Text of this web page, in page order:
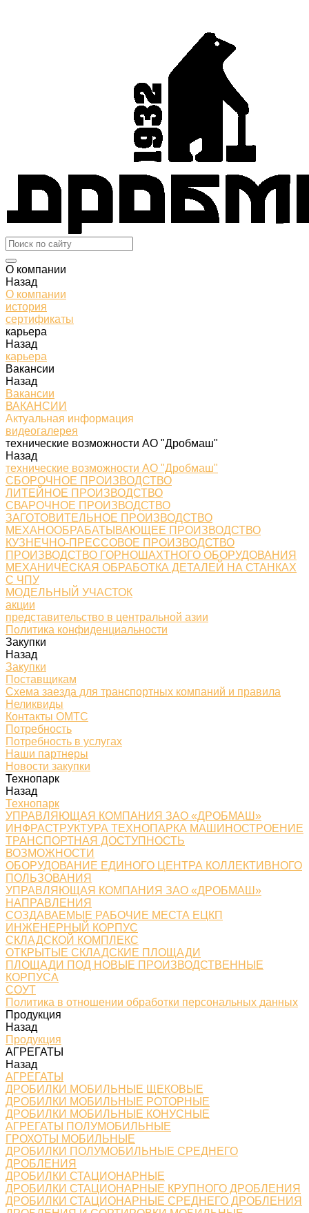
О компании
Назад
О компании
история
сертификаты
карьера
Назад
карьера
Вакансии
Назад
Вакансии
ВАКАНСИИ
Актуальная информация
видеогалерея
технические возможности АО "Дробмаш"
Назад
технические возможности АО "Дробмаш"
СБОРОЧНОЕ ПРОИЗВОДСТВО
ЛИТЕЙНОЕ ПРОИЗВОДСТВО
СВАРОЧНОЕ ПРОИЗВОДСТВО
ЗАГОТОВИТЕЛЬНОЕ ПРОИЗВОДСТВО
МЕХАНООБРАБАТЫВАЮЩЕЕ ПРОИЗВОДСТВО
КУЗНЕЧНО-ПРЕССОВОЕ ПРОИЗВОДСТВО
ПРОИЗВОДСТВО ГОРНОШАХТНОГО ОБОРУДОВАНИЯ
МЕХАНИЧЕСКАЯ ОБРАБОТКА ДЕТАЛЕЙ НА СТАНКАХ
С ЧПУ
МОДЕЛЬНЫЙ УЧАСТОК
акции
представительство в центральной азии
Политика конфиденциальности
Закупки
Назад
Закупки
Поставщикам
Схема заезда для транспортных компаний и правила
Неликвиды
Контакты ОМТС
Потребность
Потребность в услугах
Наши партнеры
Новости закупки
Технопарк
Назад
Технопарк
УПРАВЛЯЮЩАЯ КОМПАНИЯ ЗАО «ДРОБМАШ»
ИНФРАСТРУКТУРА ТЕХНОПАРКА МАШИНОСТРОЕНИЕ
ТРАНСПОРТНАЯ ДОСТУПНОСТЬ
ВОЗМОЖНОСТИ
ОБОРУДОВАНИЕ ЕДИНОГО ЦЕНТРА КОЛЛЕКТИВНОГО
ПОЛЬЗОВАНИЯ
УПРАВЛЯЮЩАЯ КОМПАНИЯ ЗАО «ДРОБМАШ»
НАПРАВЛЕНИЯ
СОЗДАВАЕМЫЕ РАБОЧИЕ МЕСТА ЕЦКП
ИНЖЕНЕРНЫЙ КОРПУС
СКЛАДСКОЙ КОМПЛЕКС
ОТКРЫТЫЕ СКЛАДСКИЕ ПЛОЩАДИ
ПЛОЩАДИ ПОД НОВЫЕ ПРОИЗВОДСТВЕННЫЕ
КОРПУСА
СОУТ
Политика в отношении обработки персональных данных
Продукция
Назад
Продукция
АГРЕГАТЫ
Назад
АГРЕГАТЫ
ДРОБИЛКИ МОБИЛЬНЫЕ ЩЕКОВЫЕ
ДРОБИЛКИ МОБИЛЬНЫЕ РОТОРНЫЕ
ДРОБИЛКИ МОБИЛЬНЫЕ КОНУСНЫЕ
АГРЕГАТЫ ПОЛУМОБИЛЬНЫЕ
ГРОХОТЫ МОБИЛЬНЫЕ
ДРОБИЛКИ ПОЛУМОБИЛЬНЫЕ СРЕДНЕГО
ДРОБЛЕНИЯ
ДРОБИЛКИ СТАЦИОНАРНЫЕ
ДРОБИЛКИ СТАЦИОНАРНЫЕ КРУПНОГО ДРОБЛЕНИЯ
ДРОБИЛКИ СТАЦИОНАРНЫЕ СРЕДНЕГО ДРОБЛЕНИЯ